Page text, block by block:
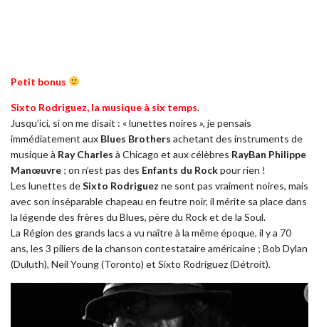
Petit bonus
Sixto Rodriguez, la musique à six temps.
Jusqu’ici, si on me disait : « lunettes noires », je pensais
immédiatement aux Blues Brothers achetant des instruments de
musique à Ray Charles à Chicago et aux célèbres RayBan Philippe
Manœuvre ; on n’est pas des Enfants du Rockpour rien !
Les lunettes deSixto Rodriguez ne sont pas vraiment noires, mais
avec son inséparable chapeau en feutre noir, il mérite sa place dans
la légende des frères du Blues, père du Rock et de la Soul.
La Région des grands lacs a vu naître à la même époque, il y a 70
ans, les 3 piliers de la chanson contestataire américaine ; Bob Dylan
(Duluth), Neil Young (Toronto) et Sixto Rodriguez (Détroit).